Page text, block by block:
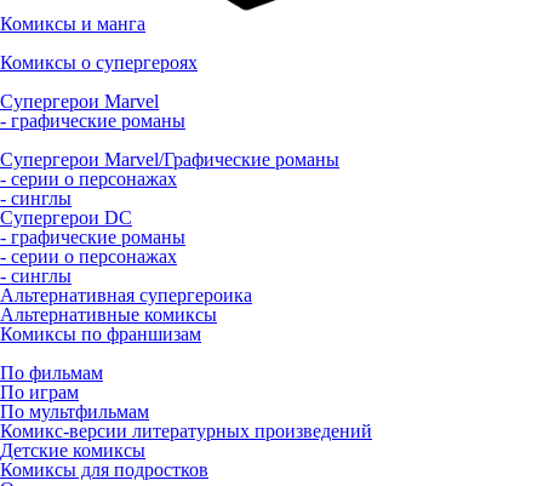
Комиксы и манга
Комиксы о супергероях
Супергерои Marvel
- графические романы
Супергерои Marvel/Графические романы
- серии о персонажах
- синглы
Супергерои DC
- графические романы
- серии о персонажах
- синглы
Альтернативная супергероика
Альтернативные комиксы
Комиксы по франшизам
По фильмам
По играм
По мультфильмам
Комикс-версии литературных произведений
Детские комиксы
Комиксы для подростков